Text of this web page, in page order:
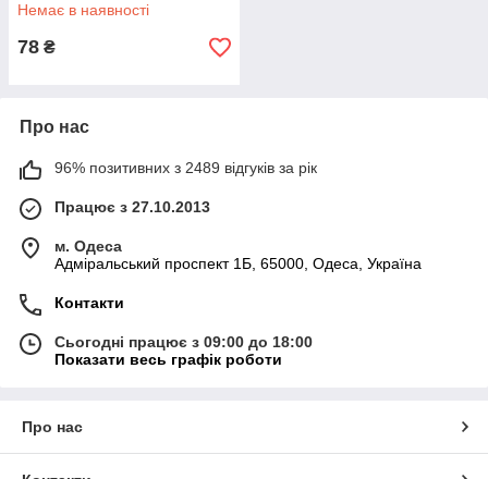
Немає в наявності
78 ₴
Про нас
96% позитивних з 2489 відгуків за рік
Працює з 27.10.2013
м. Одеса
Адміральський проспект 1Б, 65000, Одеса, Україна
Контакти
Сьогодні працює з 09:00 до 18:00
Показати весь графік роботи
Про нас